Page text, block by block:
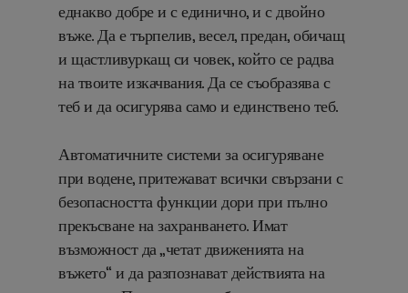
еднакво добре и с единично, и с двойно
въже. Да е търпелив, весел, предан, обичащ
и щастливуркащ си човек, който се радва
на твоите изкачвания. Да се съобразява с
теб и да осигурява само и единствено теб.
Автоматичните системи за осигуряване
при водене, притежават всички свързани с
безопасността функции дори при пълно
прекъсване на захранването. Имат
възможност да „четат движенията на
въжето“ и да разпознават действията на